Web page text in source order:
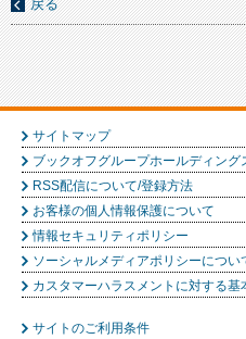
戻る
サイトマップ
ブックオフグループホールディング
RSS配信について/登録方法
お客様の個人情報保護について
情報セキュリティポリシー
ソーシャルメディアポリシーについ
カスタマーハラスメントに対する基
サイトのご利用条件